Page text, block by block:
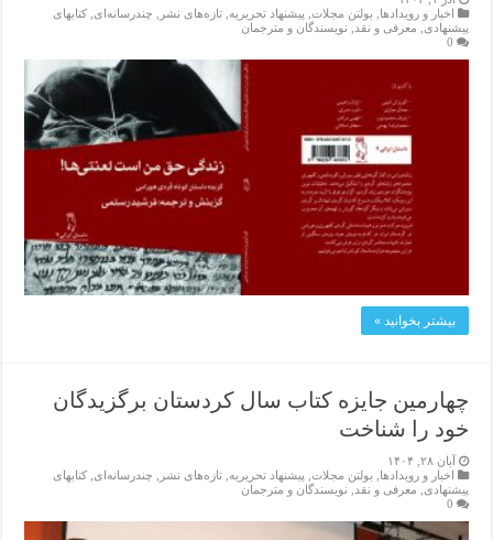
اخبار و رویدادها
بولتن مجلات پیشنهاد تحریریه ,تازەهای نشر چندرسانه‌ای ,کتابهای
پیشنهادی
معرفی و نقد
نویسندگان و مترجمان
0
بیشتر بخوانید »
چهارمین جایزه کتاب سال کردستان برگزیدگان
خود را شناخت
آبان ۲۸, ۱۴۰۴
اخبار و رویدادها, بولتن مجلات, پیشنهاد تحریریه,تازەهای نشر , چندرسانه‌ای,کتابهای
پیشنهادی, معرفی و نقد, نویسندگان و مترجمان
0